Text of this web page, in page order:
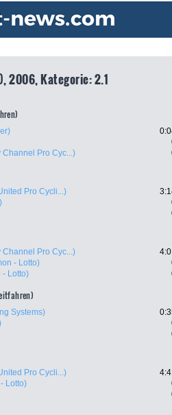
2006, Kategorie: 2.1
Channel Pro Cyc...)
Pro Cycli...)
Channel Pro Cyc...)
- Lotto)
- Lotto)
Systems)
Pro Cycli...)
Lotto)